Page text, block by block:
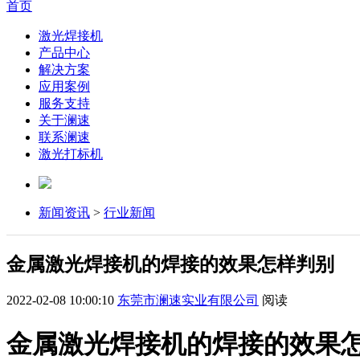
首页
激光焊接机
产品中心
解决方案
应用案例
服务支持
关于澜速
联系澜速
激光打标机
新闻资讯 > 行业新闻
金属激光焊接机的焊接的效果怎样判别
2022-02-08 10:00:10 东莞市澜速实业有限公司 阅读
金属激光焊接机的焊接的效果